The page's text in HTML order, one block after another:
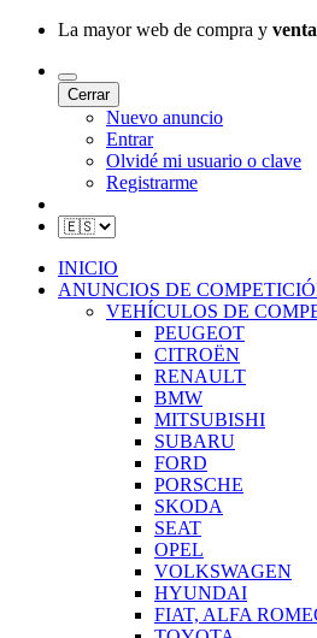
La mayor web de compra y
Cerrar
Nuevo anuncio
Entrar
Olvidé mi usuario o clave
Registrarme
INICIO
ANUNCIOS DE
VEHÍCULOS DE
PEUGEOT
CITROËN
RENAULT
BMW
MITSUBISHI
SUBARU
FORD
PORSCHE
SKODA
SEAT
OPEL
VOLKSWAGEN
HYUNDAI
FIAT, ALFA